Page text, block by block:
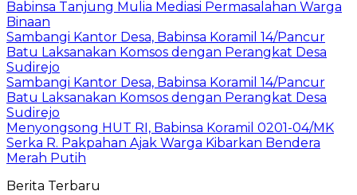
Babinsa Tanjung Mulia Mediasi Permasalahan Warga
Binaan
Sambangi Kantor Desa, Babinsa Koramil 14/Pancur
Batu Laksanakan Komsos dengan Perangkat Desa
Sudirejo
Sambangi Kantor Desa, Babinsa Koramil 14/Pancur
Batu Laksanakan Komsos dengan Perangkat Desa
Sudirejo
Menyongsong HUT RI, Babinsa Koramil 0201-04/MK
Serka R. Pakpahan Ajak Warga Kibarkan Bendera
Merah Putih
Berita Terbaru